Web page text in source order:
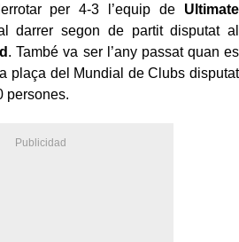
per 4-3 l’equip de Ultimate
darrer segon de partit disputat al
. També va ser l’any passat quan es
plaça del Mundial de Clubs disputat
persones.